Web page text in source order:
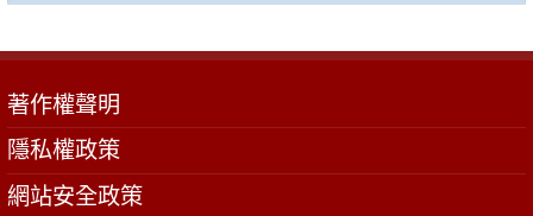
著作權聲明
隱私權政策
網站安全政策